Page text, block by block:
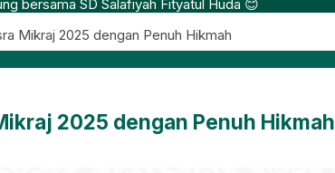
bersama SD Salafiyah Fityatul Huda 😊
Mikraj 2025 dengan Penuh Hikmah
2025 dengan Penuh Hikmah